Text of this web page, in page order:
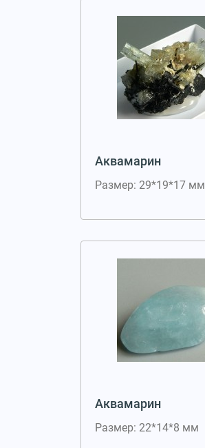
Аквамарин
Размер: 29*19*17 мм
Аквамарин
Размер: 22*14*8 мм